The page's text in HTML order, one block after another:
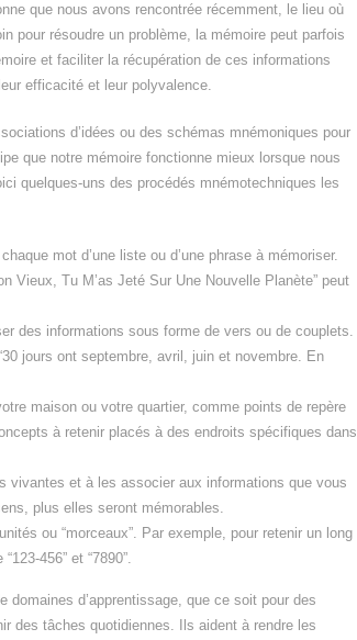
que nous avons rencontrée récemment, le lieu où
pour résoudre un problème, la mémoire peut parfois
et faciliter la récupération de ces informations
efficacité et leur polyvalence.
d’idées ou des schémas mnémoniques pour
que notre mémoire fonctionne mieux lorsque nous
quelques-uns des procédés mnémotechniques les
mot d’une liste ou d’une phrase à mémoriser.
Vieux, Tu M’as Jeté Sur Une Nouvelle Planète” peut
des informations sous forme de vers ou de couplets.
jours ont septembre, avril, juin et novembre. En
maison ou votre quartier, comme points de repère
à retenir placés à des endroits spécifiques dans
vivantes et à les associer aux informations que vous
plus elles seront mémorables.
ou “morceaux”. Par exemple, pour retenir un long
456” et “7890”.
d’apprentissage, que ce soit pour des
des tâches quotidiennes. Ils aident à rendre les